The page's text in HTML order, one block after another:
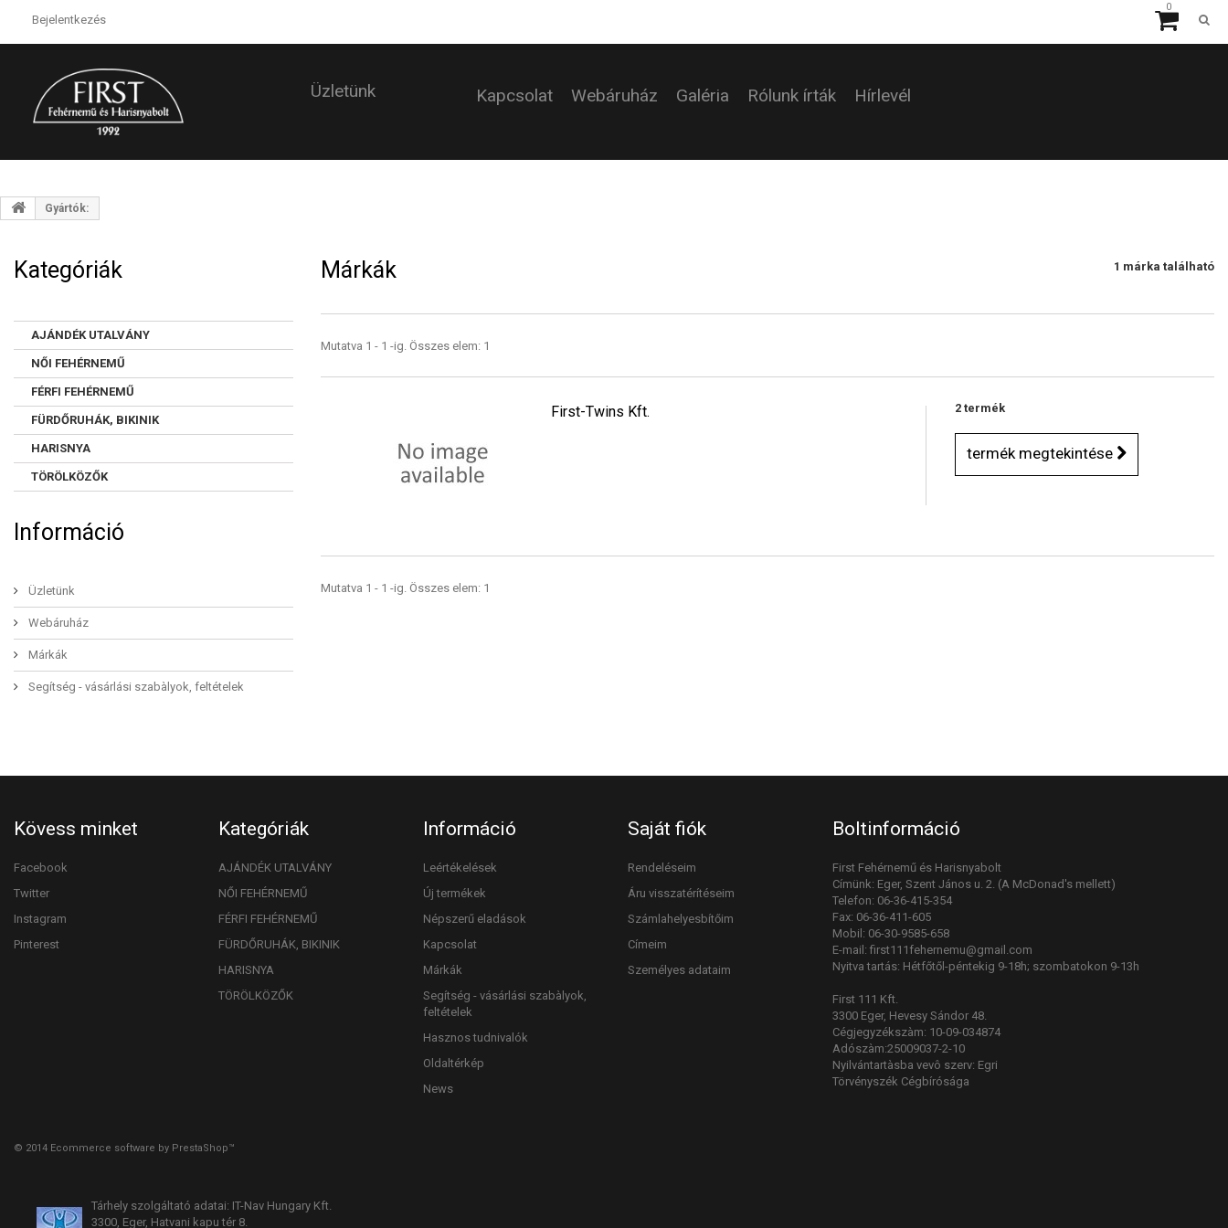
Bejelentkezés
0
Üzletünk Kapcsolat Webáruház Galéria Rólunk írták Hírlevél
Gyártók:
Kategóriák
AJÁNDÉK UTALVÁNY
NŐI FEHÉRNEMŰ
FÉRFI FEHÉRNEMŰ
FÜRDŐRUHÁK, BIKINIK
HARISNYA
TÖRÖLKÖZŐK
Információ
Üzletünk
Webáruház
Márkák
Segítség - vásárlási szabàlyok, feltételek
Márkák 1 márka található
Mutatva 1 - 1 -ig. Összes elem: 1
First-Twins Kft. 2 termék
termék megtekintése
Mutatva 1 - 1 -ig. Összes elem: 1
Kövess minket
Facebook
Twitter
Instagram
Pinterest
Kategóriák
AJÁNDÉK UTALVÁNY
NŐI FEHÉRNEMŰ
FÉRFI FEHÉRNEMŰ
FÜRDŐRUHÁK, BIKINIK
HARISNYA
TÖRÖLKÖZŐK
Információ
Leértékelések
Új termékek
Népszerű eladások
Kapcsolat
Márkák
Segítség - vásárlási szabàlyok,
feltételek
Hasznos tudnivalók
Oldaltérkép
News
© 2014 Ecommerce software by PrestaShop™
Saját fiók
Rendeléseim
Áru visszatérítéseim
Számlahelyesbítőim
Címeim
Személyes adataim
Boltinformáció
First Fehérnemű és Harisnyabolt
Címünk: Eger, Szent János u. 2. (A McDonad's mellett)
Telefon: 06-36-415-354
Fax: 06-36-411-605
Mobil: 06-30-9585-658
E-mail: first111fehernemu@gmail.com
Nyitva tartás: Hétfőtől-péntekig 9-18h; szombatokon 9-13h
First 111 Kft.
3300 Eger, Hevesy Sándor 48.
Cégjegyzékszàm: 10-09-034874
Adószàm:25009037-2-10
Nyilvántartàsba vevô szerv: Egri
Törvényszék Cégbírósága
Tárhely szolgáltató adatai: IT-Nav Hungary Kft.
3300, Eger, Hatvani kapu tér 8.